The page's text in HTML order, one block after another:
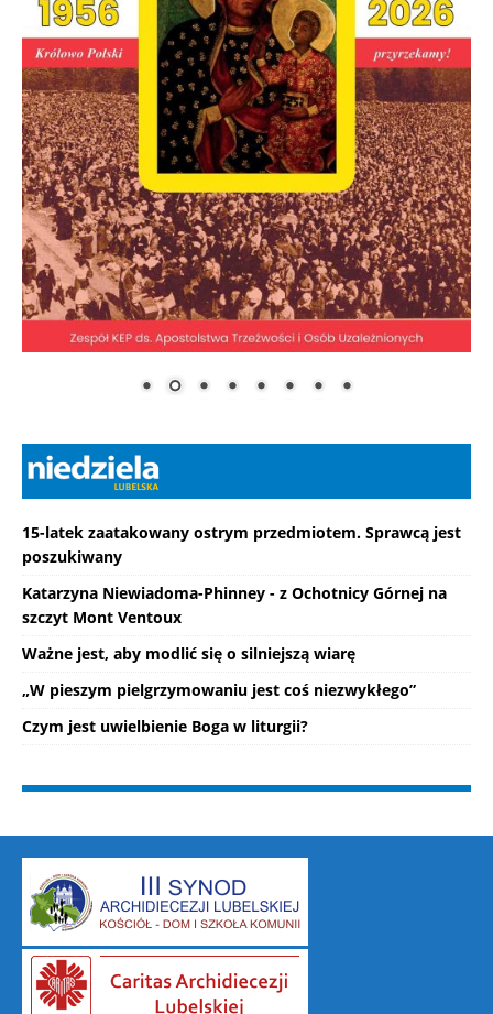
15-latek zaatakowany ostrym przedmiotem. Sprawcą jest
poszukiwany
Katarzyna Niewiadoma-Phinney - z Ochotnicy Górnej na
szczyt Mont Ventoux
Ważne jest, aby modlić się o silniejszą wiarę
„W pieszym pielgrzymowaniu jest coś niezwykłego”
Czym jest uwielbienie Boga w liturgii?